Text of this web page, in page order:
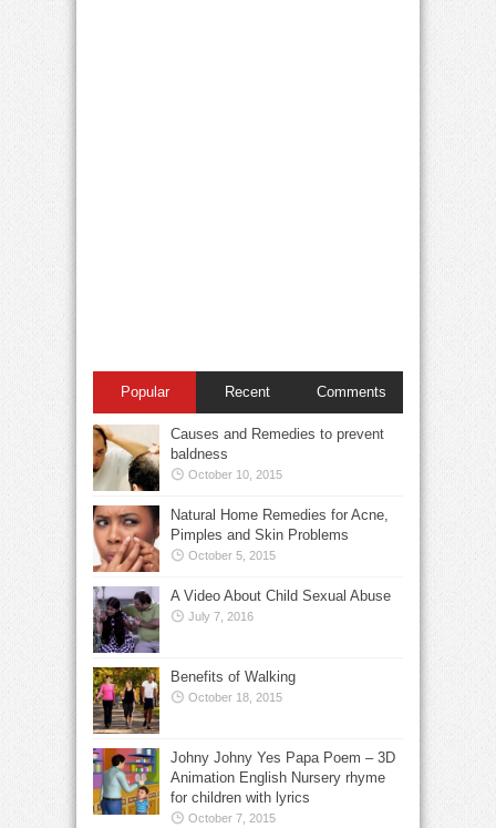
Popular Recent Comments
Causes and Remedies to prevent
baldness
October 10, 2015
Natural Home Remedies for Acne,
Pimples and Skin Problems
October 5, 2015
A Video About Child Sexual Abuse
July 7, 2016
Benefits of Walking
October 18, 2015
Johny Johny Yes Papa Poem – 3D
Animation English Nursery rhyme
for children with lyrics
October 7, 2015